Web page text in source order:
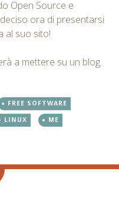
Open Source e
ora di presentarsi
al suo sito!
a mettere su un blog.
FREE SOFTWARE
LINUX
ME